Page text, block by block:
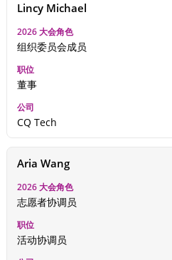
Lincy Michael
组织委员会成员
董事
CQ Tech
Aria Wang
志愿者协调员
活动协调员